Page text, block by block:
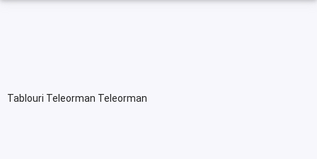
Tablouri Teleorman Teleorman